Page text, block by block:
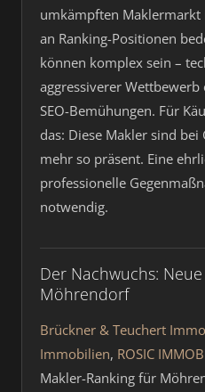
umkämpften Maklermarkt
an Ranking-Positionen
können komplex sein –
aggressiverer
SEO-Bemühungen. Für
das: Diese Makler sind
mehr so präsent. Eine
professionelle
notwendig.
Der Nachwuchs:
Möhrendorf
Brückner & Teuchert
Immobilien, ROSIC
Makler-Ranking für